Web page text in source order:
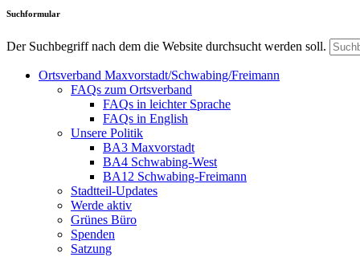
Suchformular
Der Suchbegriff nach dem die Website durchsucht werden soll.
Ortsverband Maxvorstadt/Schwabing/Freimann
FAQs zum Ortsverband
FAQs in leichter Sprache
FAQs in English
Unsere Politik
BA3 Maxvorstadt
BA4 Schwabing-West
BA12 Schwabing-Freimann
Stadtteil-Updates
Werde aktiv
Grünes Büro
Spenden
Satzung